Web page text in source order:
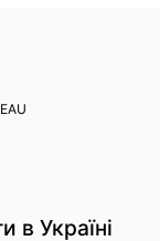
в Україні